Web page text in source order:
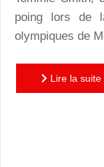
poing lors de
olympiques de
Lire la suite